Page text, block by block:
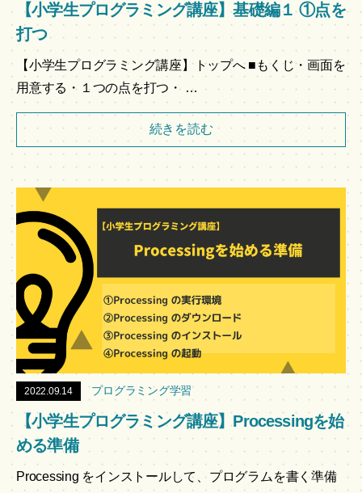
【小学生プログラミング講座】基礎編１ ①点を
打つ
【小学生プログラミング講座】トップへ ■もくじ・画面を
用意する・１つの点を打つ・ …
続きを読む
2022.09.14 プログラミング学習
【小学生プログラミング講座】Processingを始
める準備
Processing をインストールして、プログラムを書く準備